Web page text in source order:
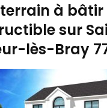
à bâtir
sur
lès-Bray